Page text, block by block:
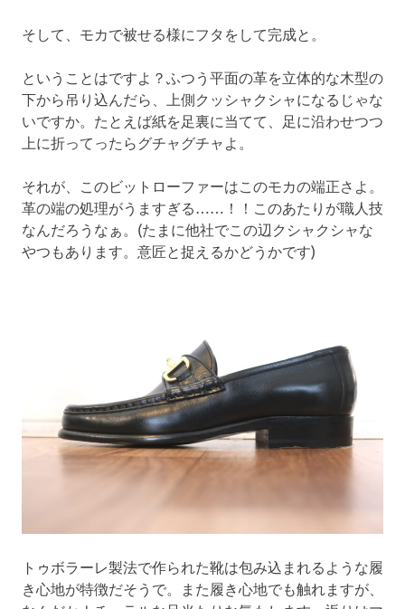
そして、モカで被せる様にフタをして完成と。
ということはですよ？ふつう平面の革を立体的な木型の
下から吊り込んだら、上側クッシャクシャになるじゃな
いですか。たとえば紙を足裏に当てて、足に沿わせつつ
上に折ってったらグチャグチャよ。
それが、このビットローファーはこのモカの端正さよ。
革の端の処理がうますぎる……！！このあたりが職人技
なんだろうなぁ。(たまに他社でこの辺クシャクシャな
やつもあります。意匠と捉えるかどうかです)
トゥボラーレ製法で作られた靴は包み込まれるような履
き心地が特徴だそうで。また履き心地でも触れますが、